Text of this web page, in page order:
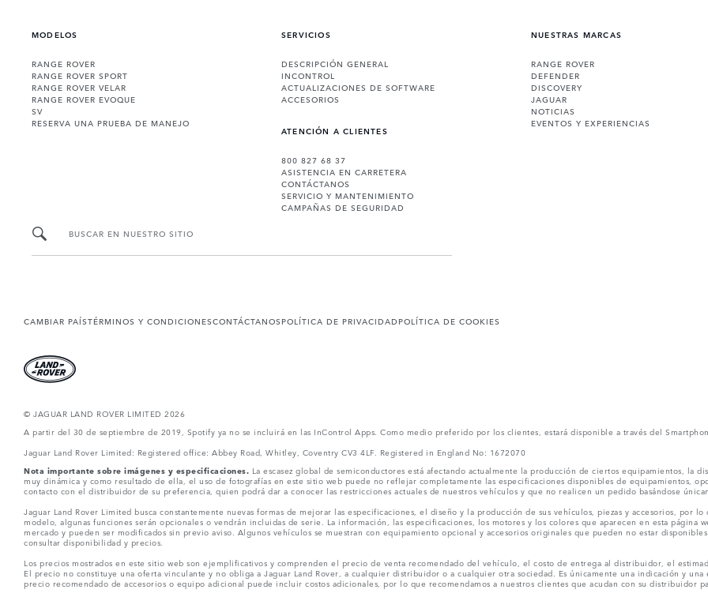
MODELOS
RANGE ROVER
RANGE ROVER SPORT
RANGE ROVER VELAR
RANGE ROVER EVOQUE
SV
RESERVA UNA PRUEBA DE MANEJO
SERVICIOS
DESCRIPCIÓN GENERAL
INCONTROL
ACTUALIZACIONES DE SOFTWARE
ACCESORIOS
ATENCIÓN A CLIENTES
800 827 68 37
ASISTENCIA EN CARRETERA
CONTÁCTANOS
SERVICIO Y MANTENIMIENTO
CAMPAÑAS DE SEGURIDAD
NUESTRAS MARCAS
RANGE ROVER
DEFENDER
DISCOVERY
JAGUAR
NOTICIAS
EVENTOS Y EXPERIENCIAS
BUSCAR EN NUESTRO SITIO
CAMBIAR PAÍSTÉRMINOS Y CONDICIONESCONTÁCTANOSPOLÍTICA DE PRIVACIDADPOLÍTICA DE COOKIES
© JAGUAR LAND ROVER LIMITED 2026
A partir del 30 de septiembre de 2019, Spotify ya no se incluirá en las InControl Apps. Como medio preferido por los clientes, estará disponible a través del
Jaguar Land Rover Limited: Registered office: Abbey Road, Whitley, Coventry CV3 4LF. Registered in England No: 1672070
Nota importante sobre imágenes y especificaciones. La escasez global de semiconductores está afectando actualmente la producción de ciertos equipamientos, la
muy dinámica y como resultado de ella, el uso de fotografías en este sitio web puede no reflejar completamente las especificaciones disponibles de equipamientos,
contacto con el distribuidor de su preferencia, quien podrá dar a conocer las restricciones actuales de nuestros vehículos y que no realicen un pedido basándose
Jaguar Land Rover Limited busca constantemente nuevas formas de mejorar las especificaciones, el diseño y la producción de sus vehículos, piezas y accesorios, por
modelo, algunas funciones serán opcionales o vendrán incluidas de serie. La información, las especificaciones, los motores y los colores que aparecen en esta página
mercado y pueden ser modificados sin previo aviso. Algunos vehículos se muestran con equipamiento opcional y accesorios originales que pueden no estar
consultar disponibilidad y precios.
Los precios mostrados en este sitio web son ejemplificativos y comprenden el precio de venta recomendado del vehículo, el costo de entrega al distribuidor, el
El precio no constituye una oferta vinculante y no obliga a Jaguar Land Rover, a cualquier distribuidor o a cualquier otra sociedad. Es únicamente una indicación y
precio recomendado de accesorios o equipo adicional puede incluir costos adicionales, por lo que recomendamos a nuestros clientes que acudan con su distribuidor